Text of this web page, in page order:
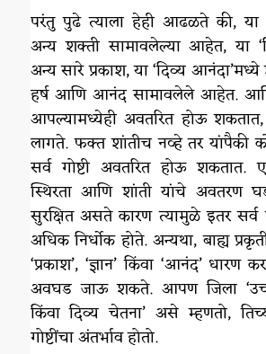
परंतु पुढे त्याला हेही आढळते की, या
अन्य शक्ती सामावलेल्या आहेत, या
अन्य सारे प्रकाश, या ‘दिव्य
हर्ष आणि आनंद सामावलेले आहेत. आणि
आपल्यामध्येही अवतरित होऊ
लागते. फक्त शांतीच नव्हे तर यांपैकी
सर्व गोष्टी अवतरित होऊ शकतात.
स्थिरता आणि शांती यांचे अवतरण
सुरक्षित असते कारण त्यामुळे इतर सर्व
अधिक निर्धोक होते. अन्यथा, बाह्य
‘प्रकाश’, ‘ज्ञान’ किंवा ‘आनंद’
अवघड जाऊ शकते. आपण जिला
किंवा दिव्य चेतना’ असे म्हणतो,
गोष्टींचा अंतर्भाव होतो.